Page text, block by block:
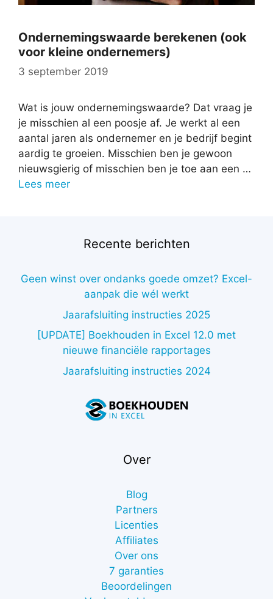
Ondernemingswaarde berekenen (ook
voor kleine ondernemers)
3 september 2019
Wat is jouw ondernemingswaarde? Dat vraag je
je misschien al een poosje af. Je werkt al een
aantal jaren als ondernemer en je bedrijf begint
aardig te groeien. Misschien ben je gewoon
nieuwsgierig of misschien ben je toe aan een …
Lees meer
Recente berichten
Geen winst over ondanks goede omzet? Excel-
aanpak die wél werkt
Jaarafsluiting instructies 2025
[UPDATE] Boekhouden in Excel 12.0 met
nieuwe financiële rapportages
Jaarafsluiting instructies 2024
Over
Blog
Partners
Licenties
Affiliates
Over ons
7 garanties
Beoordelingen